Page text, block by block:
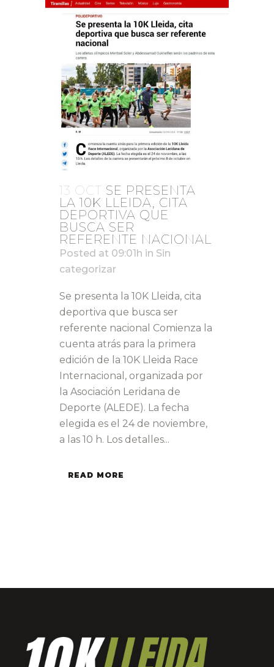
13 OCT SE PRESENTA
LA 10K LLEIDA, CITA
DEPORTIVA QUE
BUSCA SER
REFERENTE NACIONAL
Posted at 09:01h in Sin
categorizar
Se presenta la 10K Lleida, cita
deportiva que busca ser
referente nacional Comienza la
cuenta atrás para la primera
edición de la 10K Lleida Race
Internacional, organizada por
la Asociación Leridana de
Deporte (ALEDE). La fecha
elegida es el 24 de noviembre,
a las 10 h. Los detalles...
READ MORE